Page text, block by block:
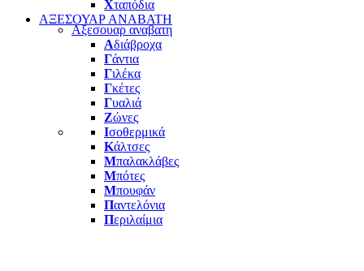
Χταπόδια
ΑΞΕΣΟΥΑΡ ΑΝΑΒΑΤΗ
Αξεσουαρ αναβατη
Αδιάβροχα
Γάντια
Γιλέκα
Γκέτες
Γυαλιά
Ζώνες
Ισοθερμικά
Κάλτσες
Μπαλακλάβες
Μπότες
Μπουφάν
Παντελόνια
Περιλαίμια